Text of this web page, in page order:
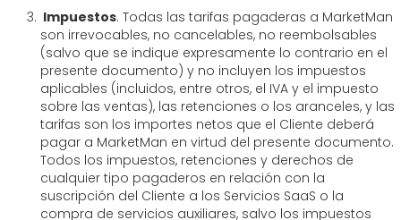
Impuestos. Todas las tarifas pagaderas a MarketMan
son irrevocables, no cancelables, no reembolsables
(salvo que se indique expresamente lo contrario en el
presente documento) y no incluyen los impuestos
aplicables (incluidos, entre otros, el IVA y el impuesto
sobre las ventas), las retenciones o los aranceles, y las
tarifas son los importes netos que el Cliente deberá
pagar a MarketMan en virtud del presente documento.
Todos los impuestos, retenciones y derechos de
cualquier tipo pagaderos en relación con la
suscripción del Cliente a los Servicios SaaS o la
compra de servicios auxiliares, salvo los impuestos